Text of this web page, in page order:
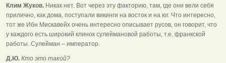
Клим Жуков. Никак нет. Вот через эту факторию, там, где они вели себя
прилично, как дома, поступали викинги на восток и на юг. Что интересно,
тот же Ибн Мискавейх очень интересно описывает русов, он говорит, что
у каждого есть широкий клинок сулеймановой работы, т.е. франкской
работы. Сулейман – император.
Д.Ю. Кто это такой?